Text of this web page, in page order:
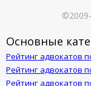
Основные
Рейтинг адвокатов
Рейтинг адвокатов
Рейтинг адвокатов